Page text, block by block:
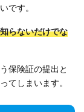
です。
らないだけでな
保険証の提出と
てしまいます。